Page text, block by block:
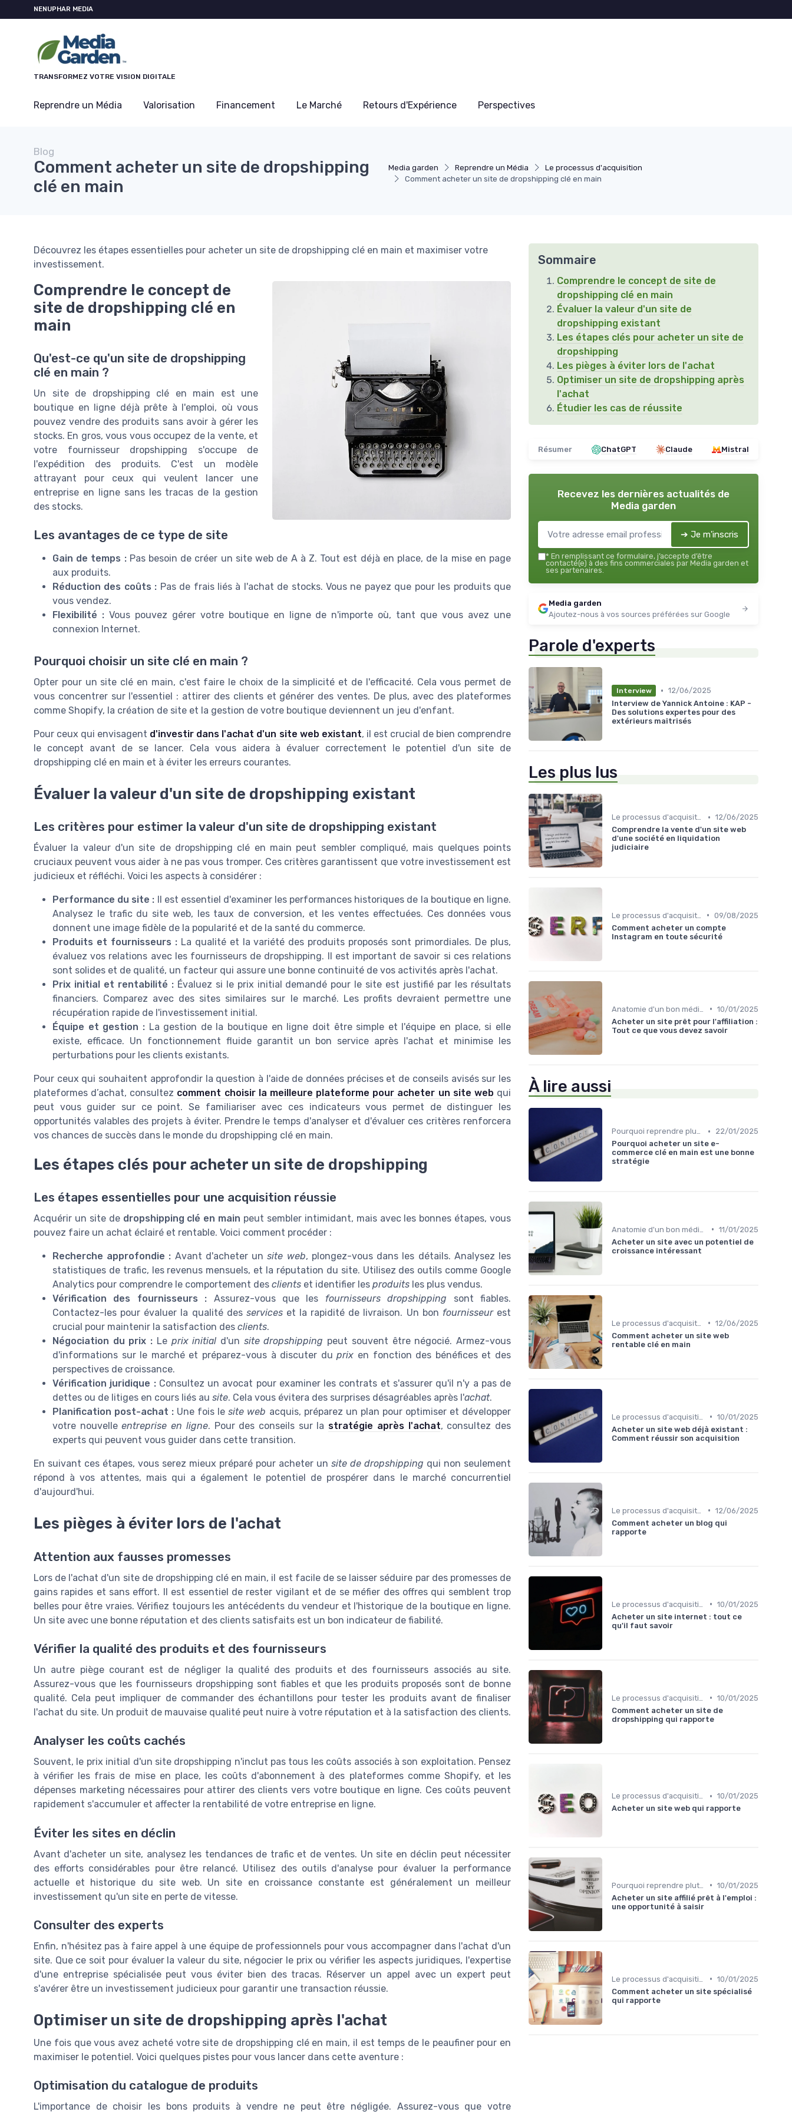
NENUPHAR MEDIA
TRANSFORMEZ VOTRE VISION DIGITALE
Reprendre un Média Valorisation Financement Le Marché Retours d'Expérience Perspectives
Media garden Reprendre un Média
Le processus d'acquisition
Comment acheter un site de dropshipping clé en main
Blog
Comment acheter un site de dropshipping
clé en main
Découvrez les étapes essentielles pour acheter un site de dropshipping clé en main et maximiser votre
investissement.
Comprendre le concept de
site de dropshipping clé en
main
Qu'est-ce qu'un site de dropshipping
clé en main ?
Un site de dropshipping clé en main est une
boutique en ligne déjà prête à l'emploi, où vous
pouvez vendre des produits sans avoir à gérer les
stocks. En gros, vous vous occupez de la vente, et
votre fournisseur dropshipping s'occupe de
l'expédition des produits. C'est un modèle
attrayant pour ceux qui veulent lancer une
entreprise en ligne sans les tracas de la gestion
des stocks.
Les avantages de ce type de site
Gain de temps :Pas besoin de créer un site web de A à Z. Tout est déjà en place, de la mise en page
aux produits.
Réduction des coûts : Pas de frais liés à l'achat de stocks. Vous ne payez que pour les produits que
vous vendez.
Flexibilité :Vous pouvez gérer votre boutique en ligne de n'importe où, tant que vous avez une
connexion Internet.
Pourquoi choisir un site clé en main ?
Opter pour un site clé en main, c'est faire le choix de la simplicité et de l'efficacité. Cela vous permet de
vous concentrer sur l'essentiel : attirer des clients et générer des ventes. De plus, avec des plateformes
comme Shopify, la création de site et la gestion de votre boutique deviennent un jeu d'enfant.
Pour ceux qui envisagent d'investir dans l'achat d'un site web existant, il est crucial de bien comprendre
le concept avant de se lancer. Cela vous aidera à évaluer correctement le potentiel d'un site de
dropshipping clé en main et à éviter les erreurs courantes.
Évaluer la valeur d'un site de dropshipping existant
Les critères pour estimer la valeur d'un site de dropshipping existant
Évaluer la valeur d'un site de dropshipping clé en main peut sembler compliqué, mais quelques points
cruciaux peuvent vous aider à ne pas vous tromper. Ces critères garantissent que votre investissement est
judicieux et réfléchi. Voici les aspects à considérer :
Performance du site : Il est essentiel d'examiner les performances historiques de la boutique en ligne.
Analysez le trafic du site web, les taux de conversion, et les ventes effectuées. Ces données vous
donnent une image fidèle de la popularité et de la santé du commerce.
Produits et fournisseurs :La qualité et la variété des produits proposés sont primordiales. De plus,
évaluez vos relations avec les fournisseurs de dropshipping. Il est important de savoir si ces relations
sont solides et de qualité, un facteur qui assure une bonne continuité de vos activités après l'achat.
Prix initial et rentabilité :Évaluez si le prix initial demandé pour le site est justifié par les résultats
financiers. Comparez avec des sites similaires sur le marché. Les profits devraient permettre une
récupération rapide de l'investissement initial.
Équipe et gestion :La gestion de la boutique en ligne doit être simple et l'équipe en place, si elle
existe, efficace. Un fonctionnement fluide garantit un bon service après l'achat et minimise les
perturbations pour les clients existants.
Pour ceux qui souhaitent approfondir la question à l'aide de données précises et de conseils avisés sur les
plateformes d’achat, consultez comment choisir la meilleure plateforme pour acheter un site web qui
peut vous guider sur ce point. Se familiariser avec ces indicateurs vous permet de distinguer les
opportunités valables des projets à éviter. Prendre le temps d'analyser et d'évaluer ces critères renforcera
vos chances de succès dans le monde du dropshipping clé en main.
Les étapes clés pour acheter un site de dropshipping
Les étapes essentielles pour une acquisition réussie
Acquérir un site de dropshipping clé en main peut sembler intimidant, mais avec les bonnes étapes, vous
pouvez faire un achat éclairé et rentable. Voici comment procéder :
Recherche approfondie : Avant d'acheter unsite web, plongez-vous dans les détails. Analysez les
statistiques de trafic, les revenus mensuels, et la réputation du site. Utilisez des outils comme Google
Analytics pour comprendre le comportement des clients et identifier les produits les plus vendus.
Vérification des fournisseurs : Assurez-vous que les fournisseurs dropshipping sont fiables.
Contactez-les pour évaluer la qualité des serviceset la rapidité de livraison. Un bon fournisseurest
crucial pour maintenir la satisfaction des clients.
Négociation du prix : Le prix initial d'un site dropshipping peut souvent être négocié. Armez-vous
d'informations sur le marché et préparez-vous à discuter duprix en fonction des bénéfices et des
perspectives de croissance.
Vérification juridique :Consultez un avocat pour examiner les contrats et s'assurer qu'il n'y a pas de
dettes ou de litiges en cours liés au site. Cela vous évitera des surprises désagréables après l'achat.
Planification post-achat : Une fois lesite web acquis, préparez un plan pour optimiser et développer
votre nouvelleentreprise en ligne. Pour des conseils sur la stratégie après l'achat, consultez des
experts qui peuvent vous guider dans cette transition.
En suivant ces étapes, vous serez mieux préparé pour acheter un site de dropshipping qui non seulement
répond à vos attentes, mais qui a également le potentiel de prospérer dans le marché concurrentiel
d'aujourd'hui.
Les pièges à éviter lors de l'achat
Attention aux fausses promesses
Lors de l'achat d'un site de dropshipping clé en main, il est facile de se laisser séduire par des promesses de
gains rapides et sans effort. Il est essentiel de rester vigilant et de se méfier des offres qui semblent trop
belles pour être vraies. Vérifiez toujours les antécédents du vendeur et l'historique de la boutique en ligne.
Un site avec une bonne réputation et des clients satisfaits est un bon indicateur de fiabilité.
Vérifier la qualité des produits et des fournisseurs
Un autre piège courant est de négliger la qualité des produits et des fournisseurs associés au site.
Assurez-vous que les fournisseurs dropshipping sont fiables et que les produits proposés sont de bonne
qualité. Cela peut impliquer de commander des échantillons pour tester les produits avant de finaliser
l'achat du site. Un produit de mauvaise qualité peut nuire à votre réputation et à la satisfaction des clients.
Analyser les coûts cachés
Souvent, le prix initial d'un site dropshipping n'inclut pas tous les coûts associés à son exploitation. Pensez
à vérifier les frais de mise en place, les coûts d'abonnement à des plateformes comme Shopify, et les
dépenses marketing nécessaires pour attirer des clients vers votre boutique en ligne. Ces coûts peuvent
rapidement s'accumuler et affecter la rentabilité de votre entreprise en ligne.
Éviter les sites en déclin
Avant d'acheter un site, analysez les tendances de trafic et de ventes. Un site en déclin peut nécessiter
des efforts considérables pour être relancé. Utilisez des outils d'analyse pour évaluer la performance
actuelle et historique du site web. Un site en croissance constante est généralement un meilleur
investissement qu'un site en perte de vitesse.
Consulter des experts
Enfin, n'hésitez pas à faire appel à une équipe de professionnels pour vous accompagner dans l'achat d'un
site. Que ce soit pour évaluer la valeur du site, négocier le prix ou vérifier les aspects juridiques, l'expertise
d'une entreprise spécialisée peut vous éviter bien des tracas. Réserver un appel avec un expert peut
s'avérer être un investissement judicieux pour garantir une transaction réussie.
Optimiser un site de dropshipping après l'achat
Une fois que vous avez acheté votre site de dropshipping clé en main, il est temps de le peaufiner pour en
maximiser le potentiel. Voici quelques pistes pour vous lancer dans cette aventure :
Optimisation du catalogue de produits
L'importance de choisir les bons produits à vendre ne peut être négligée. Assurez-vous que votre
Sommaire
Comprendre le concept de site de
dropshipping clé en main
Évaluer la valeur d'un site de
dropshipping existant
Les étapes clés pour acheter un site de
dropshipping
Les pièges à éviter lors de l'achat
Optimiser un site de dropshipping après
l'achat
Étudier les cas de réussite
Résumer ChatGPT Claude Mistral
Recevez les dernières actualités de
Media garden
➔ Je m'inscris
* En remplissant ce formulaire, j’accepte d’être
contacté(e) à des fins commerciales par Media garden et
ses partenaires.
Media garden
Ajoutez-nous à vos sources préférées sur Google
Parole d'experts
Interview • 12/06/2025
Interview de Yannick Antoine : KAP -
Des solutions expertes pour des
extérieurs maîtrisés
Les plus lus
Le processus d'acquisition • 12/06/2025
Comprendre la vente d'un site web
d'une société en liquidation
judiciaire
• 09/08/2025
Comment acheter un compte
Instagram en toute sécurité
• 10/01/2025
Acheter un site prêt pour l'affiliation :
Tout ce que vous devez savoir
À lire aussi
Pourquoi reprendre plutôt que créer •
22/01/2025
Pourquoi acheter un site e-
commerce clé en main est une bonne
stratégie
• 11/01/2025
Acheter un site avec un potentiel de
croissance intéressant
• 12/06/2025
Comment acheter un site web
rentable clé en main
• 10/01/2025
Acheter un site web déjà existant :
Comment réussir son acquisition
• 12/06/2025
Comment acheter un blog qui
rapporte
• 10/01/2025
Acheter un site internet : tout ce
qu'il faut savoir
• 10/01/2025
Comment acheter un site de
dropshipping qui rapporte
Le processus d'acquisition • 10/01/2025
Acheter un site web qui rapporte
• 10/01/2025
Acheter un site affilié prêt à l'emploi :
une opportunité à saisir
• 10/01/2025
Comment acheter un site spécialisé
qui rapporte
Panneau de gestion des cookies